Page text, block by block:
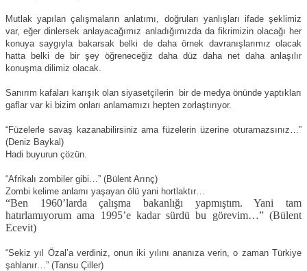
Mutlak yapılan çalışmaların anlatımı, doğruları yanlışları ifade şeklimiz
var, eğer dinlersek anlayacağımız anladığımızda da fikrimizin olacağı her
konuya saygıyla bakarsak belki de daha örnek davranışlarımız olacak
hatta belki de bir şey öğreneceğiz daha düz daha net daha anlaşılır
konuşma dilimiz olacak.
Sanırım kafaları karışık olan siyasetçilerin
bir de medya önünde yaptıkları
gaflar var ki bizim onları anlamamızı hepten zorlaştırıyor.
“Füzelerle savaş kazanabilirsiniz ama füzelerin üzerine oturamazsınız…”
(Deniz Baykal)
Hadi buyurun çözün.
“Afrikalı zombiler gibi…” (Bülent Arınç)
Zombi kelime anlamı yaşayan ölü yani hortlaktır…
“Ben 1960’larda çalışma bakanlığı yapmıştım. Yani tam
hatırlamıyorum ama 1995’e kadar sürdü bu görevim…” (Bülent
Ecevit)
“Sekiz yıl Özal’a verdiniz, onun iki yılını ananıza verin, o zaman Türkiye
şahlanır…” (Tansu Çiller)